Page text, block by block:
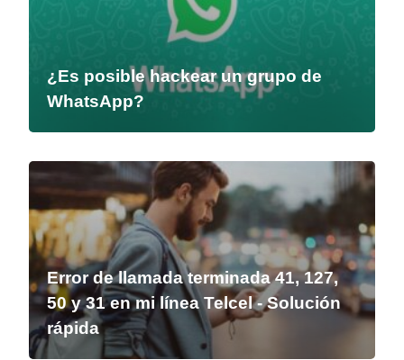
¿Es posible hackear un grupo de
WhatsApp?
Error de llamada terminada 41, 127,
50 y 31 en mi línea Telcel - Solución
rápida